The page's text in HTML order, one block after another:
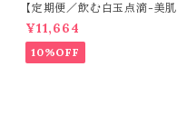
【定期便／飲む白玉点滴-美肌
目的の方-】CLEAR（60日分）
¥11,664
10%OFF